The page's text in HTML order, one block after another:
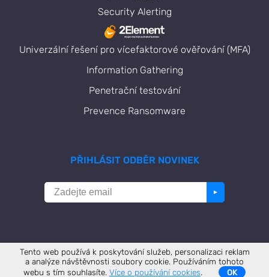
Security Alerting
Univerzální řešení pro vícefaktorové ověřování (MFA)
Information Gathering
Penetrační testování
Prevence Ransomware
PŘIHLÁSIT ODBĚR NOVINEK
►
Tento web používá k poskytování služeb, personalizaci reklam
a analýze návštěvnosti soubory cookie. Používáním tohoto
webu s tím souhlasíte. Více o používání cookies. OK